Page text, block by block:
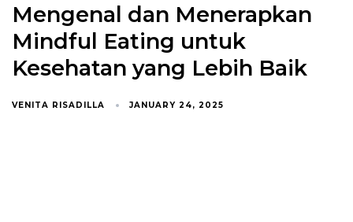
Mengenal dan Menerapkan
Mindful Eating untuk
Kesehatan yang Lebih Baik
VENITA RISADILLA JANUARY 24, 2025